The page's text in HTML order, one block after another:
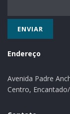
Após o
Informações na
Mirim (2006
Endereço
Avenida Padre
Centro, Encantado/